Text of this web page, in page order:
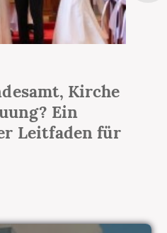
Die
Ihres Lebens